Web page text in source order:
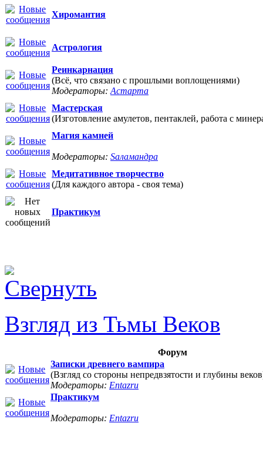
Хиромантия
Астрология
Реинкарнация
(Всё, что связано с прошлыми воплощениями)
Модераторы: Астарта
Мастерская
(Изготовление амулетов, пентаклей, работа с
Магия камней
Модераторы: Sаламандра
Медитативное творчество
(Для каждого автора - своя тема)
Практикум
Взгляд из Тьмы Веков
Форум
Записки древнего вампира
(Взгляд со стороны непредвзятости и глубины
Модераторы: Entazru
Практикум
Модераторы: Entazru